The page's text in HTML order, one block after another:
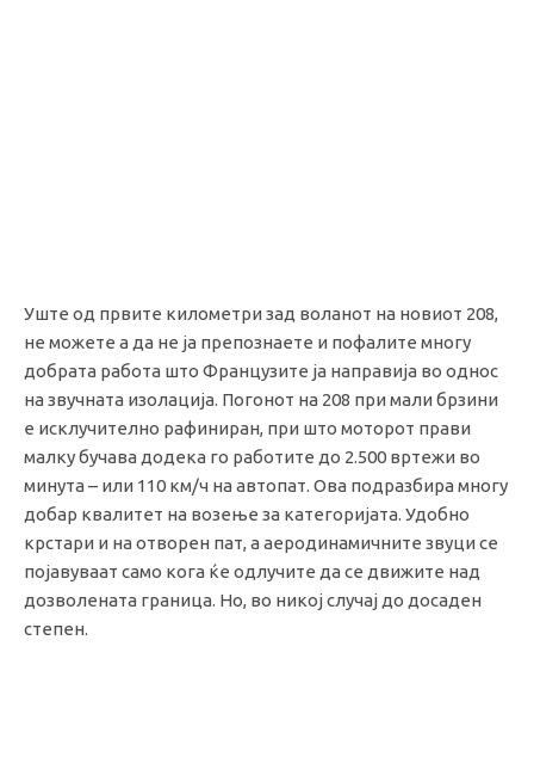
Уште од првите километри зад воланот на новиот 208,
не можете а да не ја препознаете и пофалите многу
добрата работа што Французите ја направија во однос
на звучната изолација. Погонот на 208 при мали брзини
е исклучително рафиниран, при што моторот прави
малку бучава додека го работите до 2.500 вртежи во
минута – или 110 км/ч на автопат. Ова подразбира многу
добар квалитет на возење за категоријата. Удобно
крстари и на отворен пат, а аеродинамичните звуци се
појавуваат само кога ќе одлучите да се движите над
дозволената граница. Но, во никој случај до досаден
степен.